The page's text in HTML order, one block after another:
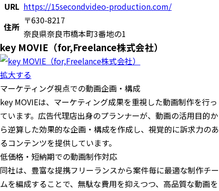
URL https://15secondvideo-production.com/
住所
〒630-8217
奈良県奈良市橋本町3番地の1
key MOVIE（for,Freelance株式会社）
拡大する
マーケティング視点での動画企画・構成
key MOVIEは、マーケティング成果を重視した動画制作を行っ
ています。広告代理店出身のプランナーが、動画の活用目的か
ら逆算した効果的な企画・構成を作成し、視覚的に訴求力のあ
るコンテンツを提供しています。
低価格・短納期での動画制作対応
同社は、豊富な提携フリーランスから案件毎に最適な制作チー
ムを編成することで、無駄な費用を抑えつつ、高品質な動画を